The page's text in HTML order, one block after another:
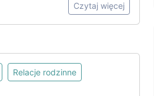
Czytaj więcej
Relacje rodzinne